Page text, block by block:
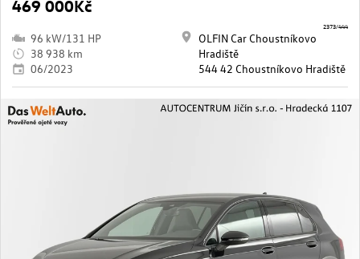
469 000Kč
96 kW/131 HP
38 938 km
06/2023
OLFIN Car Choustníkovo
Hradiště
544 42 Choustníkovo Hradiště
2373/444